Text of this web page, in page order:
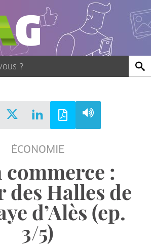
ÉCONOMIE
commerce :
des Halles de
d’Alès (ep.
3/5)